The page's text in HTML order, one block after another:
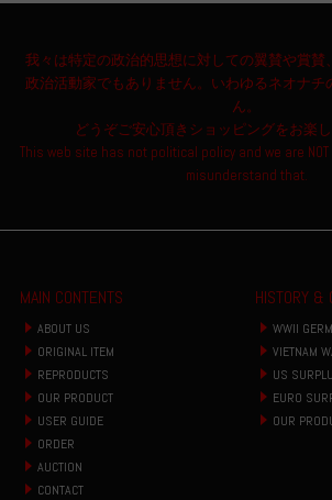
我々は特定の政治的思想に対しての翼賛や賞賛
政治活動家でもありません。いわゆるネオナチ
ん。
どうぞご安心頂きショッピングをお楽し
This web site has not political policy and we are
misunderstand that.
MAIN CONTENTS
ABOUT US
ORIGINAL ITEM
REPRODUCTS
OUR PRODUCT
USER GUIDE
ORDER
AUCTION
CONTACT
HISTORY &
WWII
VIETNAM
US
EURO
OUR